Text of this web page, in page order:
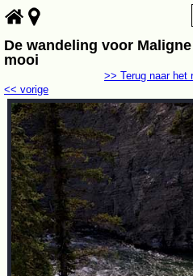
De wandeling voor
mooi
<< vorige
>> Terug naar het